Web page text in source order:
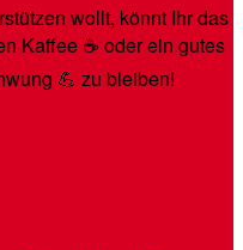
wollt, könnt Ihr das
Kaffee ☕️ oder ein gutes
💪 zu bleiben!